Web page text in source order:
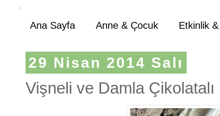
Ana Sayfa Anne & Çocuk Etkinlik
29 Nisan 2014 Salı
Vişneli ve Damla Çikolatalı